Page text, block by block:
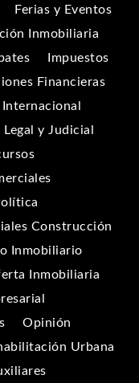
Ferias y Eventos
Inmobiliaria
Impuestos
Financieras
Internacional
Legal y Judicial
Construcción
Inmobiliario
Inmobiliaria
Opinión
Urbana